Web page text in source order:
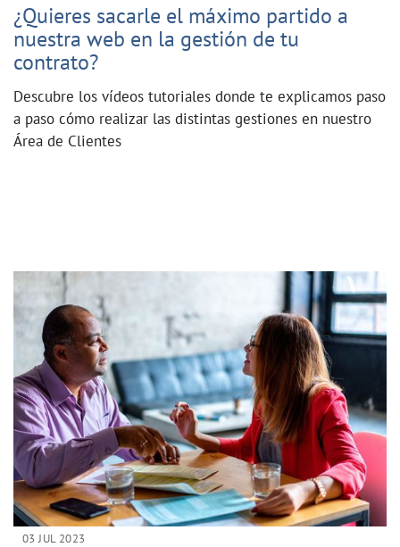
¿Quieres sacarle el máximo partido a
nuestra web en la gestión de tu
contrato?
Descubre los vídeos tutoriales donde te explicamos paso
a paso cómo realizar las distintas gestiones en nuestro
Área de Clientes
03 JUL 2023